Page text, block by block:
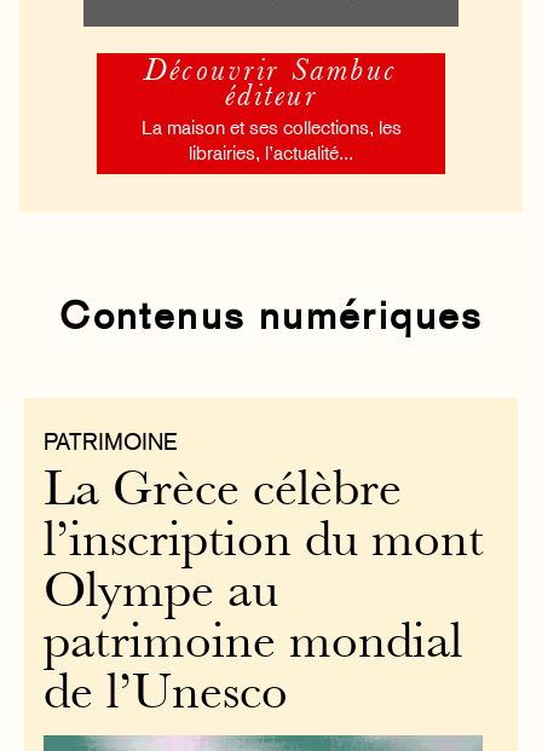
Découvrir Sambuc
éditeur
La maison et ses collections, les
librairies, l’actualité...
Contenus numériques
PATRIMOINE
La Grèce célèbre
l’inscription du mont
Olympe au
patrimoine mondial
de l’Unesco